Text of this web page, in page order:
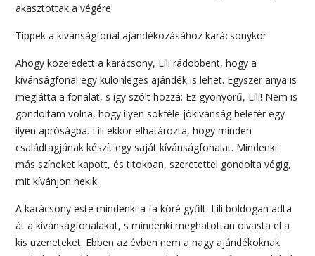
akasztottak a végére.
Tippek a kívánságfonal ajándékozásához karácsonykor
Ahogy közeledett a karácsony, Lili rádöbbent, hogy a
kívánságfonal egy különleges ajándék is lehet. Egyszer anya is
meglátta a fonalat, s így szólt hozzá: Ez gyönyörű, Lili! Nem is
gondoltam volna, hogy ilyen sokféle jókívánság belefér egy
ilyen apróságba. Lili ekkor elhatározta, hogy minden
családtagjának készít egy saját kívánságfonalat. Mindenki
más színeket kapott, és titokban, szeretettel gondolta végig,
mit kívánjon nekik.
A karácsony este mindenki a fa köré gyűlt. Lili boldogan adta
át a kívánságfonalakat, s mindenki meghatottan olvasta el a
kis üzeneteket. Ebben az évben nem a nagy ajándékoknak